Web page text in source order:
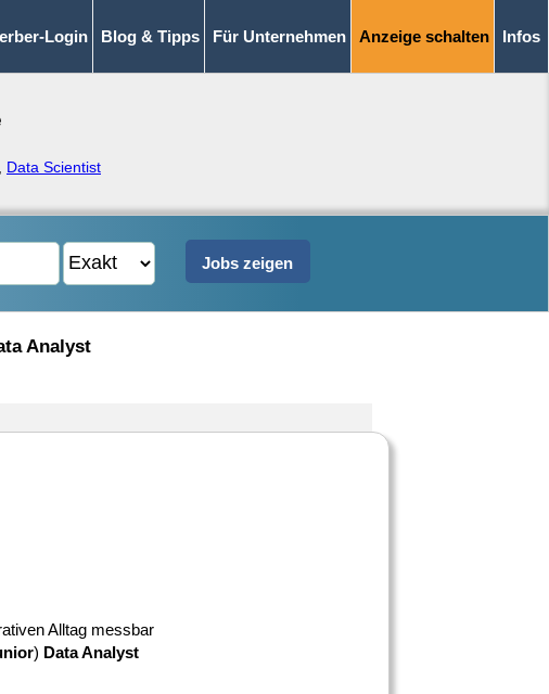
Login Blog & Tipps Für Unternehmen Anzeige schalten Infos
Data Scientist
Analyst
Alltag messbar
) Data Analyst